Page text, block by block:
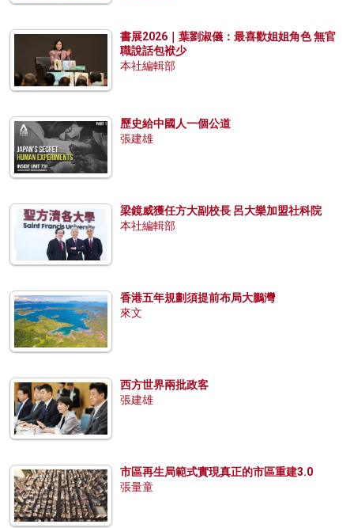
書展2026｜葉劉淑儀：最喜歡姐姐角色 無官
職說話包袱少
本社編輯部
歷史給中國人一個公道
張建雄
梁鏡威獲任方大副校長 呂大樂加盟社科院
本社編輯部
香港五年規劃須提前布局大鵬灣
來文
西方世界兩批政客
張建雄
市區再生局範式實現真正的市區重建3.0
張量童